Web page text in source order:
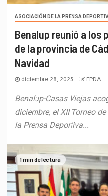
ASOCIACIÓN DE LA PRENSA
Benalup reunió a los
de la provincia de
Navidad
diciembre 28, 2025 FPDA
Benalup-Casas Viejas
diciembre, el XII Torneo
la Prensa Deportiva...
1 min de lectura